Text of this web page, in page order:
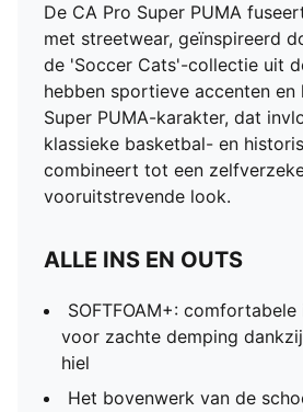
De CA Pro Super PUMA
met streetwear, geïnspireerd
de 'Soccer Cats'-collectie uit
hebben sportieve accenten en
Super PUMA-karakter, dat
klassieke basketbal- en
combineert tot een
vooruitstrevende look.
ALLE INS EN OUTS
SOFTFOAM+:
voor zachte demping
hiel
Het bovenwerk van de